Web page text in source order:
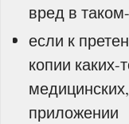
вред в
если к
копии
приложении